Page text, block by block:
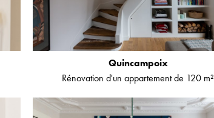
Quincampoix
Rénovation d'un appartement de 120 m²